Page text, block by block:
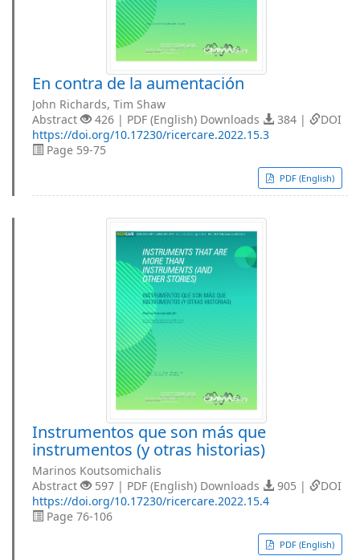
En contra de la aumentación
John Richards, Tim Shaw
Abstract
426 | PDF (English) Downloads 384 |
DOI
https://doi.org/10.17230/ricercare.2022.15.3
Page 59-75
PDF (English)
Instrumentos que son más que
instrumentos (y otras historias)
Marinos Koutsomichalis
Abstract
597 | PDF (English) Downloads 905 |
DOI
https://doi.org/10.17230/ricercare.2022.15.4
Page 76-106
PDF (English)